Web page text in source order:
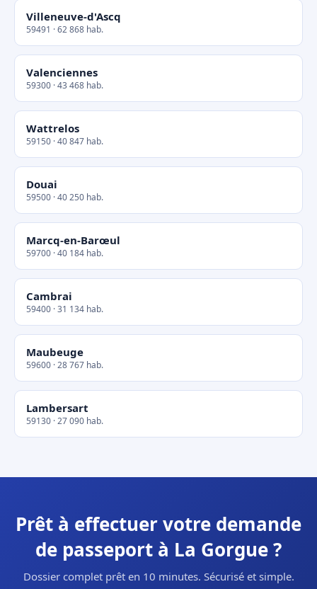
Villeneuve-d'Ascq
59491 · 62 868 hab.
Valenciennes
59300 · 43 468 hab.
Wattrelos
59150 · 40 847 hab.
Douai
59500 · 40 250 hab.
Marcq-en-Barœul
59700 · 40 184 hab.
Cambrai
59400 · 31 134 hab.
Maubeuge
59600 · 28 767 hab.
Lambersart
59130 · 27 090 hab.
Prêt à effectuer votre demande
de passeport à La Gorgue ?
Dossier complet prêt en 10 minutes. Sécurisé et simple.